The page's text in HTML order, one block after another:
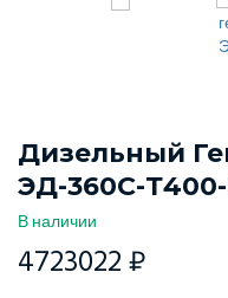
Дизельный
ЭД-360С-
В наличии
4723022 ₽